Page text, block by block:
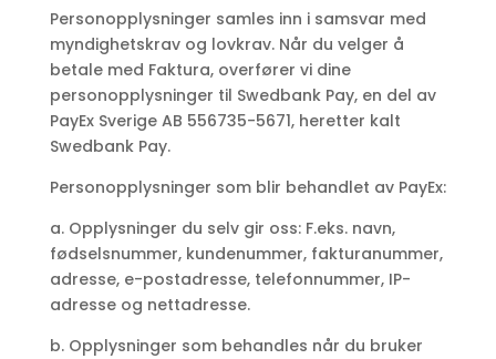
Personopplysninger samles inn i samsvar med
myndighetskrav og lovkrav. Når du velger å
betale med Faktura, overfører vi dine
personopplysninger til Swedbank Pay, en del av
PayEx Sverige AB 556735-5671, heretter kalt
Swedbank Pay.
Personopplysninger som blir behandlet av PayEx:
a. Opplysninger du selv gir oss: F.eks. navn,
fødselsnummer, kundenummer, fakturanummer,
adresse, e-postadresse, telefonnummer, IP-
adresse og nettadresse.
b. Opplysninger som behandles når du bruker